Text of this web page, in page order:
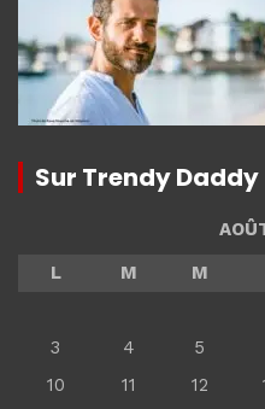
Sur Trendy Daddy
L
M M
3
4 5
10
11 12